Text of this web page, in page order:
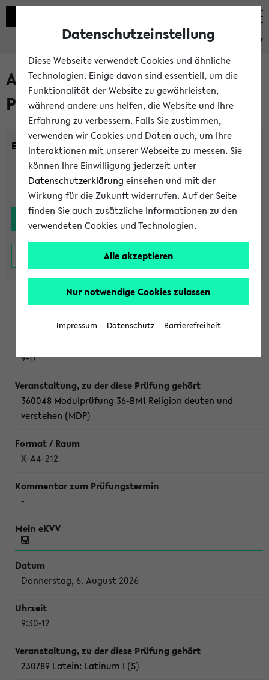
eKVV
Alle noch stattfindenden
Prüfungen
Einrichtung:
9-17
360048 Modulprüfung 36-BM1 Religion deuten und
verstehen (MDP)
X-A4-212
-
Donnerstag, 6. August 2026
9:30-12
230789 Latein: Latinum I (S)
Datenschutzeinstellung
Diese Webseite verwendet Cookies und ähnliche
Technologien. Einige davon sind essentiell, um die
Funktionalität der Website zu gewährleisten,
während andere uns helfen, die Website und Ihre
Erfahrung zu verbessern. Falls Sie zustimmen,
verwenden wir Cookies und Daten auch, um Ihre
Interaktionen mit unserer Webseite zu messen. Sie
können Ihre Einwilligung jederzeit unter
Datenschutzerklärung einsehen und mit der
Wirkung für die Zukunft widerrufen. Auf der Seite
finden Sie auch zusätzliche Informationen zu den
verwendeten Cookies und Technologien.
Alle akzeptieren
Nur notwendige Cookies zulassen
Impressum Datenschutz Barrierefreiheit